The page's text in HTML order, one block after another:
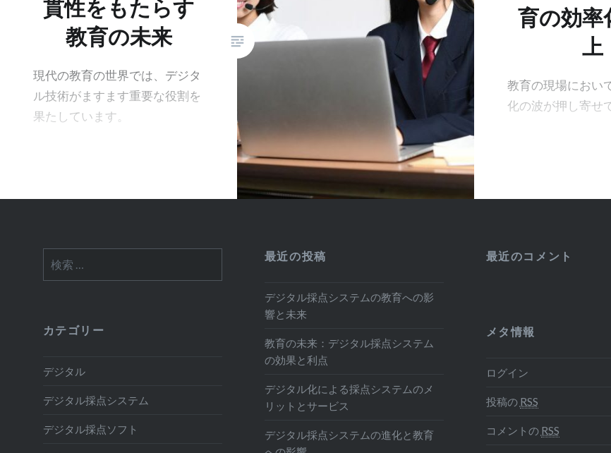
貫性をもたらす
教育の未来
現代の教育の世界では、デジタ
ル技術がますます重要な役割を
果たしています。
育の効率
上
教育の現場におい
化の波が押し寄せ
検
索:
最近の投稿
デジタル採点システムの教育への影
響と未来
教育の未来：デジタル採点システム
の効果と利点
デジタル化による採点システムのメ
リットとサービス
デジタル採点システムの進化と教育
最近のコメント
カテゴリー
デジタル
デジタル採点システム
デジタル採点ソフト
メタ情報
ログイン
投稿の RSS
コメントの RSS